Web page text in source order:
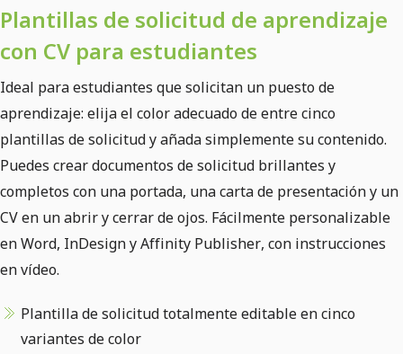
Plantillas de solicitud de aprendizaje
con CV para estudiantes
Ideal para estudiantes que solicitan un puesto de
aprendizaje: elija el color adecuado de entre cinco
plantillas de solicitud y añada simplemente su contenido.
Puedes crear documentos de solicitud brillantes y
completos con una portada, una carta de presentación y un
CV en un abrir y cerrar de ojos. Fácilmente personalizable
en Word, InDesign y Affinity Publisher, con instrucciones
en vídeo.
Plantilla de solicitud totalmente editable en cinco
variantes de color